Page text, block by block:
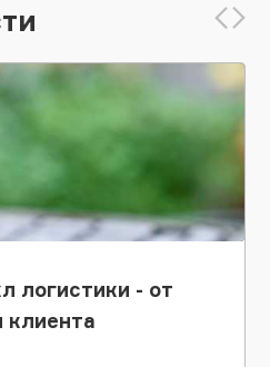
логистики - от
клиента